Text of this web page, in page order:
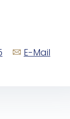
E-Mail